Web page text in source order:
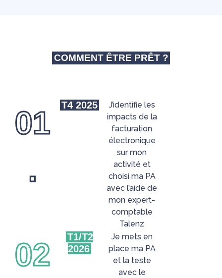
COMMENT ÊTRE PRÊT ?
01
.
T4 2025
J’identifie les
impacts de la
facturation
électronique
sur mon
activité et
choisi ma PA
avec l’aide de
mon expert-
comptable
Talenz
02
T1/T2
2026
Je mets en
place ma PA
et la teste
avec le